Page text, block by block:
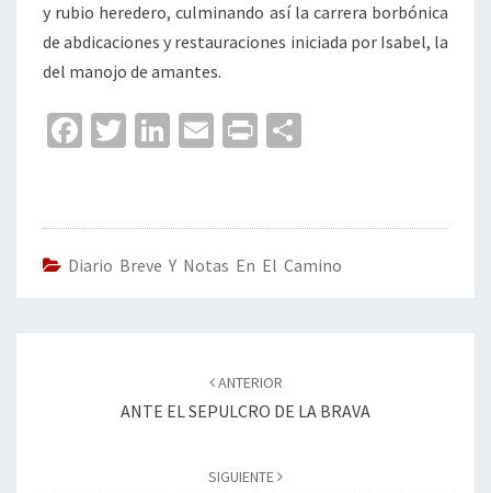
y rubio heredero, culminando así la carrera borbónica
de abdicaciones y restauraciones iniciada por Isabel, la
del manojo de amantes.
Fa
o
o
k
T
er
Li
dI
n
E
l
Pr
p
ar
tir
Diario Breve Y Notas En El Camino
ANTERIOR
ANTE EL SEPULCRO DE LA BRAVA
SIGUIENTE